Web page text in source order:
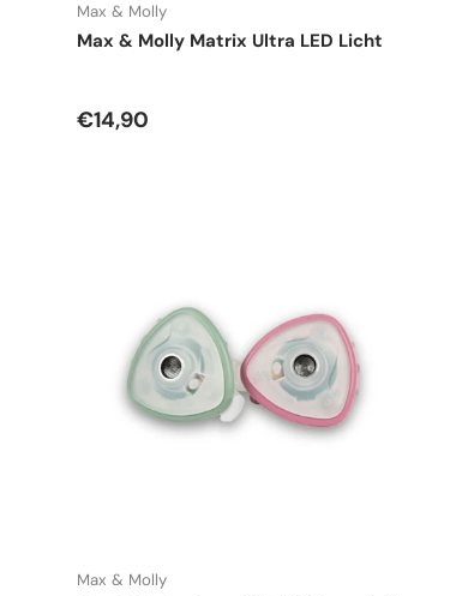
Max & Molly
Max & Molly Matrix Ultra LED Licht
Normaler Preis
€14,90
Max & Molly